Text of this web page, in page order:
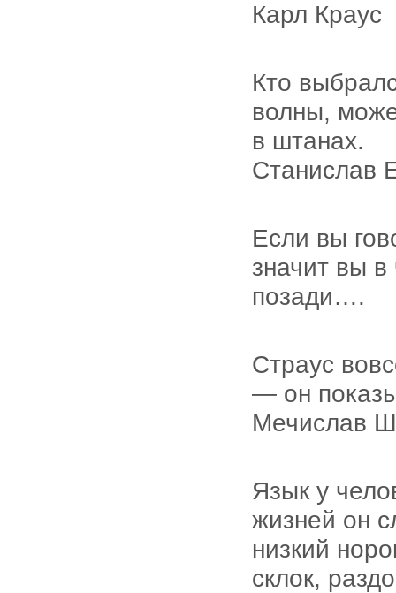
Карл Краус
Кто
волны,
в штанах.
Станислав
Если вы
значит вы в
позади….
Страус
— он
Мечислав
Язык у
жизней он
низкий
склок,